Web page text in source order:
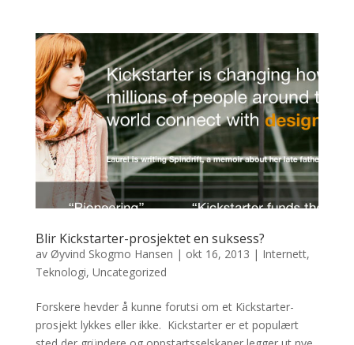
Blir Kickstarter-prosjektet en suksess?
av Øyvind Skogmo Hansen | okt 16, 2013 | Internett,
Teknologi, Uncategorized
Forskere hevder å kunne forutsi om et Kickstarter-
prosjekt lykkes eller ikke. Kickstarter er et populært